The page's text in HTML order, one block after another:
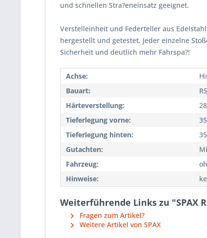
und schnellen Stra?eneinsatz geeignet.
Verstelleinheit und Federteller aus
hergestellt und getestet. Jeder einzelne
Sicherheit und deutlich mehr Fahrspa?!
Achse:
Bauart:
Härteverstellung:
Tieferlegung vorne:
Tieferlegung hinten:
Gutachten:
Fahrzeug:
Hinweise:
Weiterführende Links zu "SPAX
Fragen zum Artikel?
Weitere Artikel von SPAX